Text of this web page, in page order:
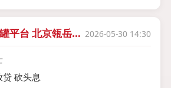
平台 北京瓴岳信 2026-05-30 14:30
贷 砍头息